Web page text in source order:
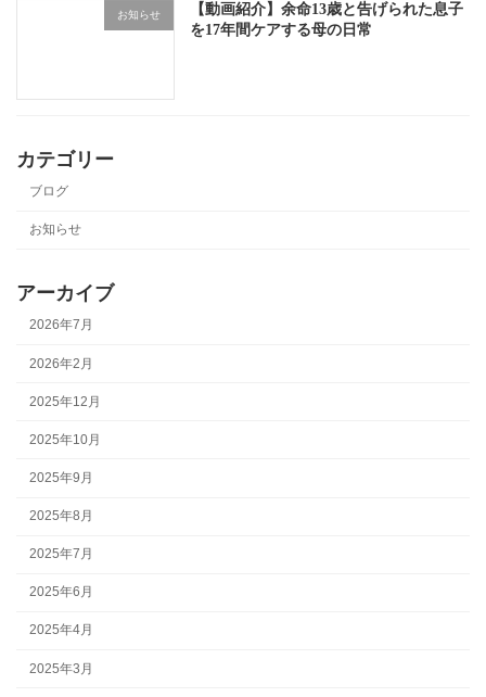
お知らせ
【動画紹介】余命13歳と告げられた息子
を17年間ケアする母の日常
カテゴリー
ブログ
お知らせ
アーカイブ
2026年7月
2026年2月
2025年12月
2025年10月
2025年9月
2025年8月
2025年7月
2025年6月
2025年4月
2025年3月